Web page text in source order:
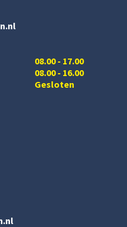
08.00 - 17.00
08.00 - 16.00
Gesloten